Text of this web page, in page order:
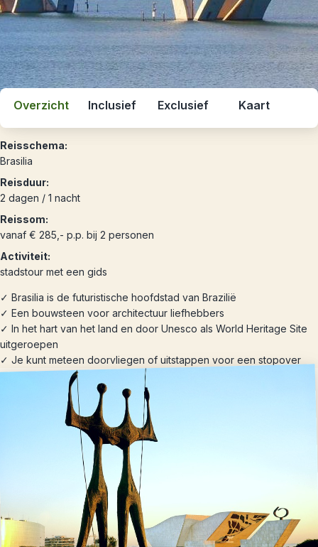
Overzicht Inclusief Exclusief Kaart
Reisschema:
Brasilia
Reisduur:
2 dagen / 1 nacht
Reissom:
vanaf € 285,- p.p. bij 2 personen
Activiteit:
stadstour met een gids
✓ Brasilia is de futuristische hoofdstad van Brazilië
✓ Een bouwsteen voor architectuur liefhebbers
✓ In het hart van het land en door Unesco als World Heritage Site
uitgeroepen
✓ Je kunt meteen doorvliegen of uitstappen voor een stopover